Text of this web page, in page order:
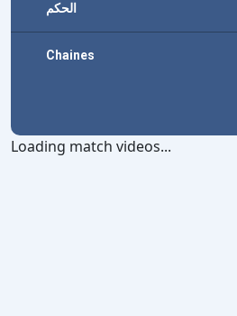
الحكم
Chaines
Loading match videos...